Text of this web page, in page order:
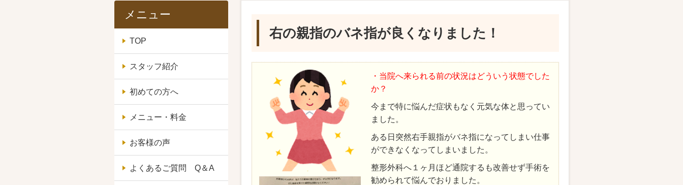
右の親指のバネ指が良くなりました！
・当院へ来られる前の状況はどういう状態でした
か？
今まで特に悩んだ症状もなく元気な体と思ってい
ました。
ある日突然右手親指がバネ指になってしまい仕事
ができなくなってしまいました。
整形外科へ１ヶ月ほど通院するも改善せず手術を
勧められて悩んでおりました。
メニュー
TOP
スタッフ紹介
初めての方へ
メニュー・料金
お客様の声
よくあるご質問 Q＆A